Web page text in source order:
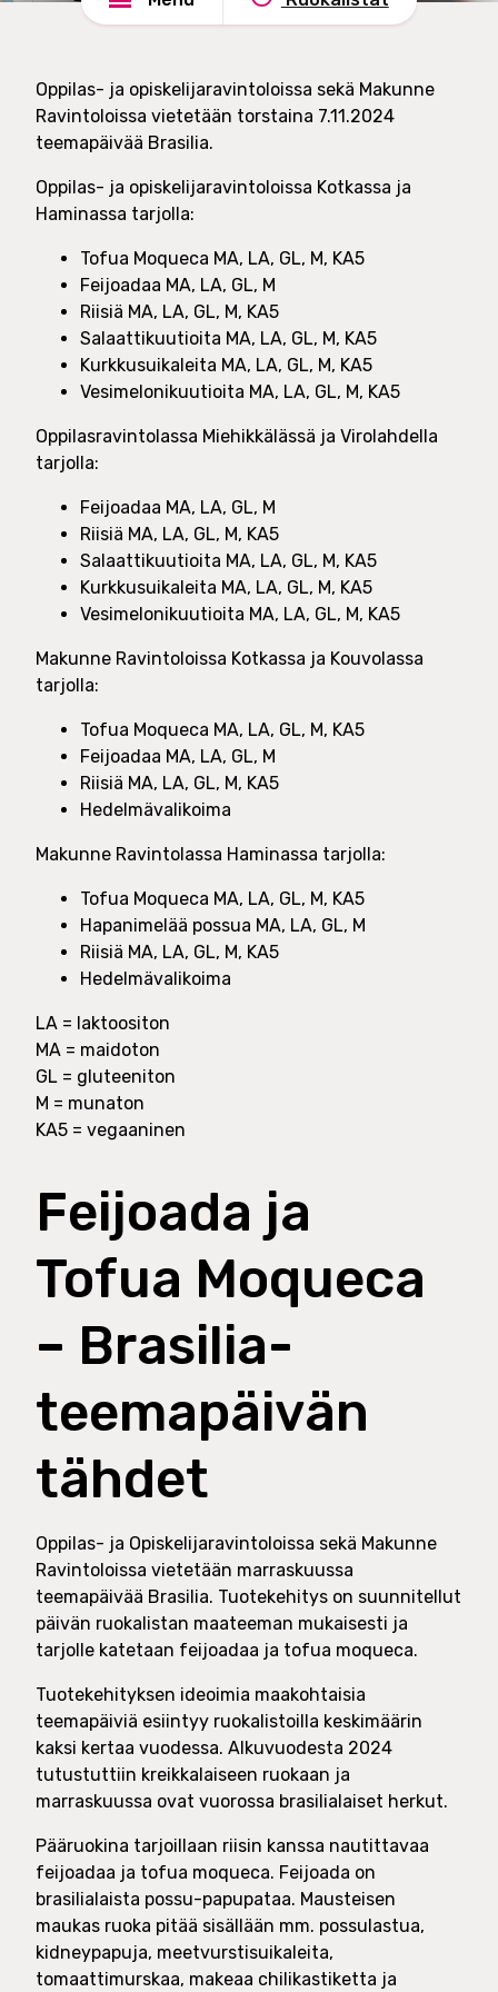
e
t
O
y
s
a
d
Oppilas- ja opiskelijaravintoloissa sekä Makunne
Ravintoloissa vietetään torstaina 7.11.2024
teemapäivää Brasilia.
Oppilas- ja opiskelijaravintoloissa Kotkassa ja
Haminassa tarjolla:
Tofua Moqueca MA, LA, GL, M, KA5
Feijoadaa MA, LA, GL, M
Riisiä MA, LA, GL, M, KA5
Salaattikuutioita MA, LA, GL, M, KA5
Kurkkusuikaleita MA, LA, GL, M, KA5
Vesimelonikuutioita MA, LA, GL, M, KA5
Oppilasravintolassa Miehikkälässä ja Virolahdella
tarjolla:
Feijoadaa MA, LA, GL, M
Riisiä MA, LA, GL, M, KA5
Salaattikuutioita MA, LA, GL, M, KA5
Kurkkusuikaleita MA, LA, GL, M, KA5
Vesimelonikuutioita MA, LA, GL, M, KA5
Makunne Ravintoloissa Kotkassa ja Kouvolassa
tarjolla:
Tofua Moqueca MA, LA, GL, M, KA5
Feijoadaa MA, LA, GL, M
Riisiä MA, LA, GL, M, KA5
Hedelmävalikoima
Makunne Ravintolassa Haminassa tarjolla:
Tofua Moqueca MA, LA, GL, M, KA5
Hapanimelää possua MA, LA, GL, M
Riisiä MA, LA, GL, M, KA5
Hedelmävalikoima
LA = laktoositon
MA = maidoton
GL = gluteeniton
M = munaton
KA5 = vegaaninen
Feijoada ja
Tofua Moqueca
– Brasilia-
teemapäivän
tähdet
Oppilas- ja Opiskelijaravintoloissa sekä Makunne
Ravintoloissa vietetään marraskuussa
teemapäivää Brasilia. Tuotekehitys on suunnitellut
päivän ruokalistan maateeman mukaisesti ja
tarjolle katetaan feijoadaa ja tofua moqueca.
Tuotekehityksen ideoimia maakohtaisia
teemapäiviä esiintyy ruokalistoilla keskimäärin
kaksi kertaa vuodessa. Alkuvuodesta 2024
tutustuttiin kreikkalaiseen ruokaan ja
marraskuussa ovat vuorossa brasilialaiset herkut.
Pääruokina tarjoillaan riisin kanssa nautittavaa
feijoadaa ja tofua moqueca. Feijoada on
brasilialaista possu-papupataa. Mausteisen
maukas ruoka pitää sisällään mm. possulastua,
kidneypapuja, meetvurstisuikaleita,
tomaattimurskaa, makeaa chilikastiketta ja